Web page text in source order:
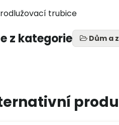
trubice
z kategorie Dům a